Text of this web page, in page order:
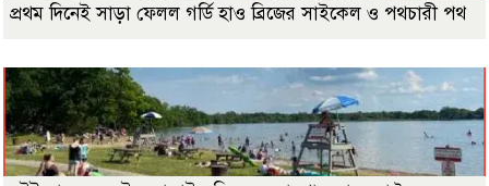
প্রথম দিনেই সাড়া ফেলল গর্ডি হাও ব্রিজের সাইকেল ও পথচারী পথ